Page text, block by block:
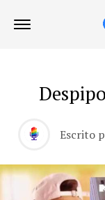
Escrito